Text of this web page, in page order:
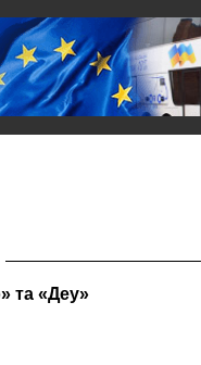
та «Деу»